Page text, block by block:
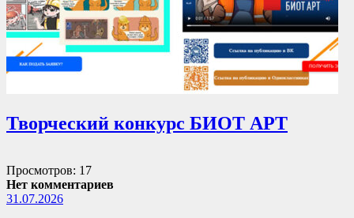
Творческий конкурс БИОТ АРТ
Просмотров: 17
Нет комментариев
31.07.2026